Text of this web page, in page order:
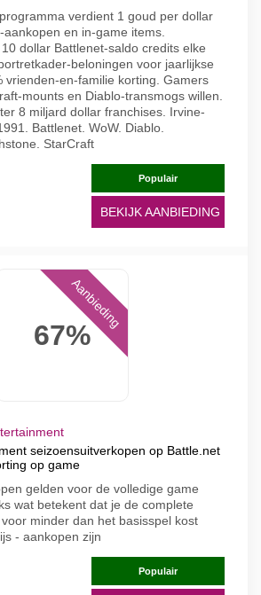
verdient 1 goud per dollar
en in-game items.
dollar Battlenet-saldo credits elke
beloningen voor jaarlijkse
vrienden-en-familie korting. Gamers
mounts en Diablo-transmogs willen.
8 miljard dollar franchises. Irvine-
Battlenet. WoW. Diablo.
StarCraft
Populair
BEKIJK AANBIEDING
67%
Aanbieding
seizoensuitverkopen op Battle.net
op game
gelden voor de volledige game
wat betekent dat je de complete
minder dan het basisspel kost
- aankopen zijn
Populair